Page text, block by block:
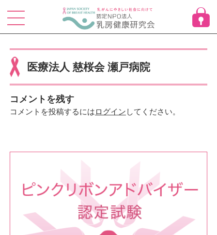
医療法人 慈桜会 瀬戸病院
コメントを残す
コメントを投稿するには ログイン してください。